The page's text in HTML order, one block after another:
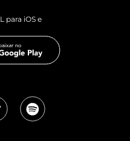
para iOS e